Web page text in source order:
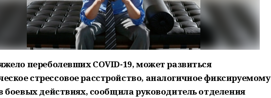
переболевших COVID-19, может развиться
стрессовое расстройство, аналогичное фиксируемому
боевых действиях, сообщила руководитель отделения